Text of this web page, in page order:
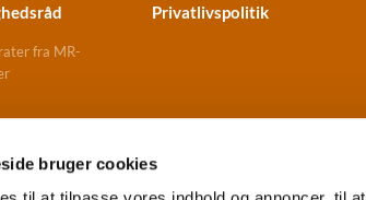
bruger cookies
fra MR-
Privatlivspolitik